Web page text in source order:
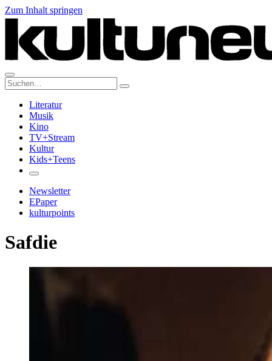
Zum Inhalt springen
Suche:
Literatur
Musik
Kino
TV+Stream
Kultur
Kids+Teens
Newsletter
EPaper
kulturpoints
Safdie